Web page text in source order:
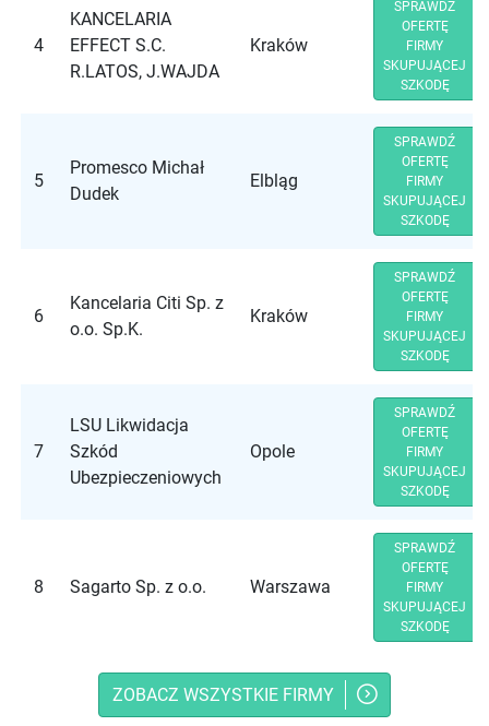
4
KANCELARIA
EFFECT S.C.
R.LATOS, J.WAJDA
Kraków
SPRAWDŹ
OFERTĘ
FIRMY
SKUPUJĄCEJ
SZKODĘ
5
Promesco Michał
Dudek
Elbląg
SPRAWDŹ
OFERTĘ
FIRMY
SKUPUJĄCEJ
SZKODĘ
6
Kancelaria Citi Sp. z
o.o. Sp.K.
Kraków
SPRAWDŹ
OFERTĘ
FIRMY
SKUPUJĄCEJ
SZKODĘ
7
LSU Likwidacja
Szkód
Ubezpieczeniowych
Opole
SPRAWDŹ
OFERTĘ
FIRMY
SKUPUJĄCEJ
SZKODĘ
8 Sagarto Sp. z o.o. Warszawa
SPRAWDŹ
OFERTĘ
FIRMY
SKUPUJĄCEJ
SZKODĘ
ZOBACZ WSZYSTKIE FIRMY